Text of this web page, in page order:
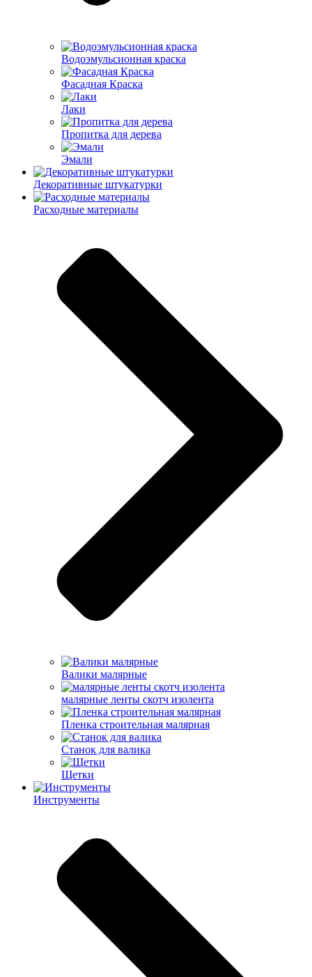
Водоэмульсионная краска
Фасадная Краска
Лаки
Пропитка для дерева
Эмали
Декоративные штукатурки
Расходные материалы
Валики малярные
малярные ленты скотч изолента
Пленка строительная малярная
Станок для валика
Щетки
Инструменты